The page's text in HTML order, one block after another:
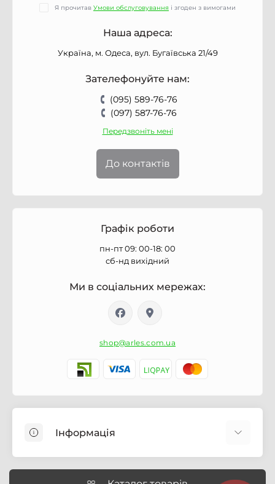
Я прочитав Умови обслуговування і згоден з вимогами
Наша адреса:
Україна, м. Одеса, вул. Бугаївська 21/49
Зателефонуйте нам:
(095) 589-76-76
(097) 587-76-76
Передзвоніть мені
До контактів
Графік роботи
пн-пт 09: 00-18: 00
сб-нд вихідний
Ми в соціальних мережах:
shop@arles.com.ua
Інформація